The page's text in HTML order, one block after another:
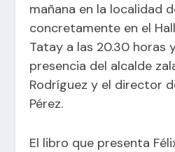
mañana en la localidad
concretamente en el
Tatay a las 20.30 horas
presencia del alcalde
Rodríguez y el director
Pérez.
El libro que presenta